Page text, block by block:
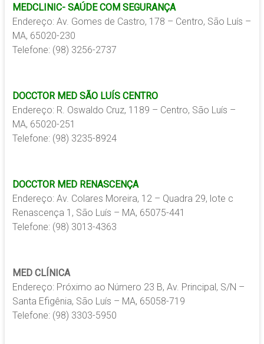
MEDCLINIC- SAÚDE COM SEGURANÇA
Endereço: Av. Gomes de Castro, 178 – Centro, São Luís –
MA, 65020-230
Telefone: (98) 3256-2737
DOCCTOR MED SÃO LUÍS CENTRO
Endereço: R. Oswaldo Cruz, 1189 – Centro, São Luís –
MA, 65020-251
Telefone: (98) 3235-8924
DOCCTOR MED RENASCENÇA
Endereço: Av. Colares Moreira, 12 – Quadra 29, lote c
Renascença 1, São Luís – MA, 65075-441
Telefone: (98) 3013-4363
MED CLÍNICA
Endereço: Próximo ao Número 23 B, Av. Principal, S/N –
Santa Efigênia, São Luís – MA, 65058-719
Telefone: (98) 3303-5950